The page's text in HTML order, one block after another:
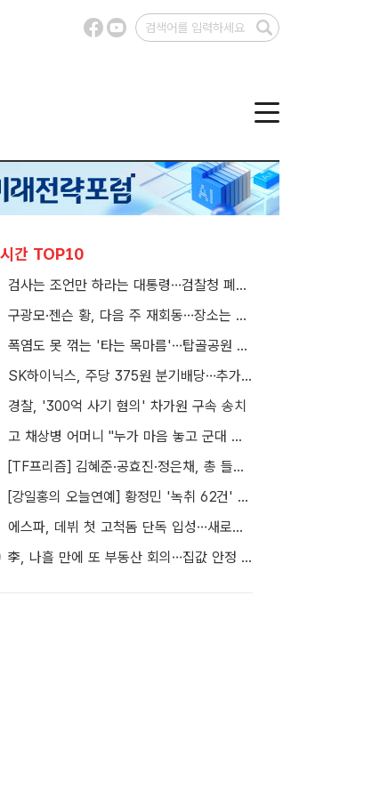
간 TOP10
검사는 조언만 하라는 대통령…검찰청 폐지 앞둔 합수본 '딜레마'
구광모·젠슨 황, 다음 주 재회동…장소는 실리콘밸리
폭염도 못 꺾는 '타는 목마름'…탑골공원 아리수 냉장고 가보니
SK하이닉스, 주당 375원 분기배당…추가 주주환원 예고
경찰, '300억 사기 혐의' 차가원 구속 송치
고 채상병 어머니 "누가 마음 놓고 군대 보내겠나"…임성근 징역 3년에 분통
[TF프리즘] 김혜준·공효진·정은채, 총 들고 액션 한판
[강일홍의 오늘연예] 황정민 '녹취 62건' 속 의문, "왜 이렇게까지"
에스파, 데뷔 첫 고척돔 단독 입성…새로운 세계 열린다
李, 나흘 만에 또 부동산 회의…집값 안정 승부처 '공급' 점검